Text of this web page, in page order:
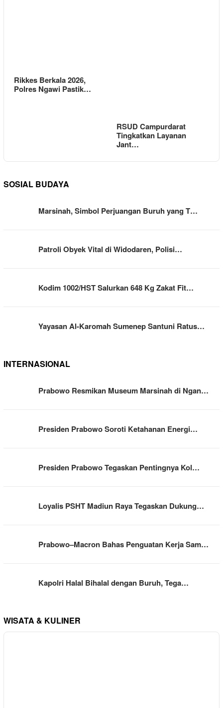
Rikkes Berkala 2026,
Polres Ngawi Pastik…
RSUD Campurdarat
Tingkatkan Layanan
Jant…
SOSIAL BUDAYA
Marsinah, Simbol Perjuangan Buruh yang T…
Patroli Obyek Vital di Widodaren, Polisi…
Kodim 1002/HST Salurkan 648 Kg Zakat Fit…
Yayasan Al-Karomah Sumenep Santuni Ratus…
INTERNASIONAL
Prabowo Resmikan Museum Marsinah di Ngan…
Presiden Prabowo Soroti Ketahanan Energi…
Presiden Prabowo Tegaskan Pentingnya Kol…
Loyalis PSHT Madiun Raya Tegaskan Dukung…
Prabowo–Macron Bahas Penguatan Kerja Sam…
Kapolri Halal Bihalal dengan Buruh, Tega…
WISATA & KULINER